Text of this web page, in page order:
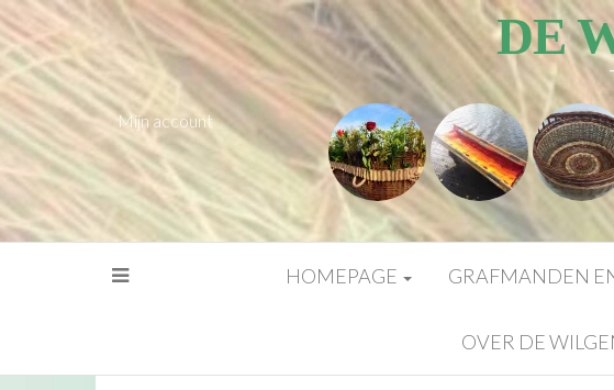
DE
Mijn account
HOMEPAGE GRAFMANDEN
OVER DE